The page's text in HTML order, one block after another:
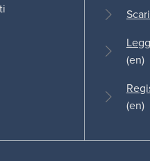
(en)
(en)